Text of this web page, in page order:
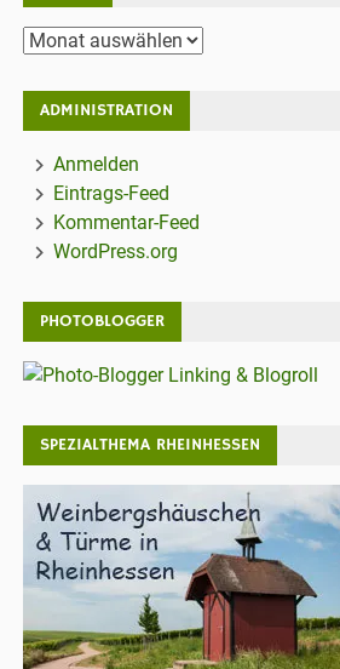
Archiv
ADMINISTRATION
Anmelden
Eintrags-Feed
Kommentar-Feed
WordPress.org
PHOTOBLOGGER
SPEZIALTHEMA RHEINHESSEN